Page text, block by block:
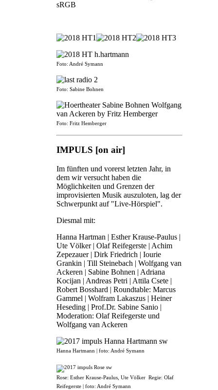
Foto: André Symann
Foto: Sabine Bohnen
Foto: Fritz Hemberger
IMPULS [on air]
Im fünften und vorerst letzten Jahr, in
dem wir versucht haben die
Möglichkeiten und Grenzen der
improvisierten Musik auszuloten, lag der
Schwerpunkt auf "Live-Hörspiel".
Diesmal mit:
Hanna Hartman | Esther Krause-Paulus |
Ute Völker | Olaf Reifegerste | Achim
Zepezauer | Dirk Friedrich | Iourie
Grankin | Till Steinebach | Wolfgang van
Ackeren | Sabine Bohnen | Adriana
Kocijan | Andreas Petri | Attila Csete |
Robert Bosshard | Roundtable: Marcus
Gammel | Wolfram Lakaszus | Heiner
Heseding | Prof.Dr. Sabine Sanio |
Moderation: Olaf Reifegerste und
Wolfgang van Ackeren
Hanna Hartmann | foto: André Symann
Rose: Esther Krause-Paulus, Ute Völker Regie: Olaf
Reifegerste | foto: André Symann